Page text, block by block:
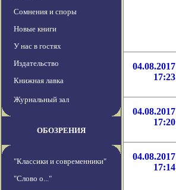
Сомнения и споры
Новые книги
У нас в гостях
Издательство
Книжная лавка
Журнальный зал
ОБОЗРЕНИЯ
"Классики и современники"
"Слово о..."
04.08.2017
17:23
04.08.2017
17:20
04.08.2017
17:14